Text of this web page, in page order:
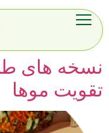
نسخه های
تقویت موها